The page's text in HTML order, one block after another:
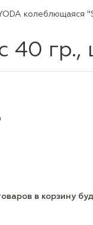
колеблющаяся
40 гр.,
в корзину